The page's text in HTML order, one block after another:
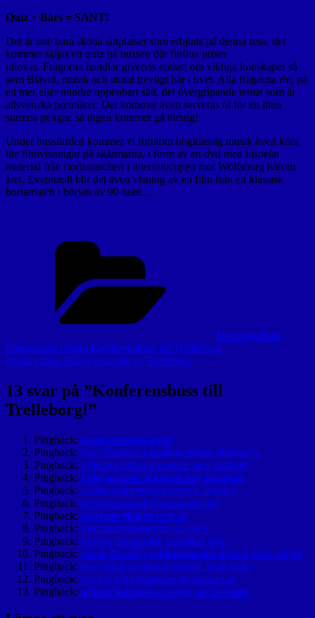
Quiz + Bärs = SANT!
Det är inte bara sköna sittplatser som erbjuds på denna resa, det
kommer säljas ett quiz på bussen där finfina priser
utlovas. Frågorna handlar givetvis endast om viktiga kunskaper så
som Blåvitt, musik och annat trevligt här i livet. Alla frågorna rör, på
ett mer eller mindre uppenbart sätt, det övergripande temat som är
allsvenska premiärer. Det kommer även serveras öl för en liten
summa pengar, så ingen kommer gå törstig!
Under bussfärden kommer vi förutom högklassig musik även köra
lite filmvisningar på skärmarna, i form av en dvd med inspelat
material från bortamatchen i intertotocupen mot Wolfsburg härom
året. Eventuellt blir det även visning av en film från en klassisk
bortamatch i början av 90-talet…
Uncategorized
Inläggsnavigering
Föregående
inlägg
Föregående inlägg Konferensbuss till Trelleborg!
Nästa
Nästa inlägg Blåvit invasion av Trelleborg
13 svar på ”Konferensbuss till
Trelleborg!”
Pingback: levné kamagra levné
Pingback: buy rifaximin canadian online pharmacy
Pingback: ordering xifaxan generic new zealand
Pingback: order avodart cheap uk buy purchase
Pingback: online order staxyn generic is good
Pingback: get itraconazole usa mastercard
Pingback: purchase fildena cost uk
Pingback: discount gabapentin uk sales
Pingback: buying dutasteride canadian sales
Pingback: cheap flexeril cyclobenzaprine lowest price viagra
Pingback: buy cheap androxal generic from india
Pingback: buying enclomiphene purchase usa
Pingback: acheter kamagra et payer par livraison